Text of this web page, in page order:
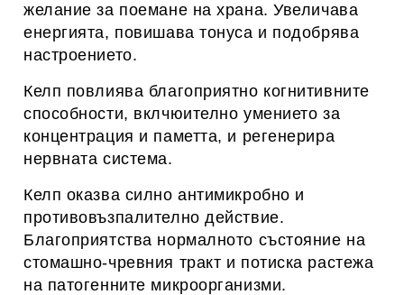
желание за поемане на храна. Увеличава
енергията, повишава тонуса и подобрява
настроението.
Келп повлиява благоприятно когнитивните
способности, вклчюително умението за
концентрация и паметта, и регенерира
нервната система.
Келп оказва силно антимикробно и
противовъзпалително действие.
Благоприятства нормалното състояние на
стомашно-чревния тракт и потиска растежа
на патогенните микроорганизми.